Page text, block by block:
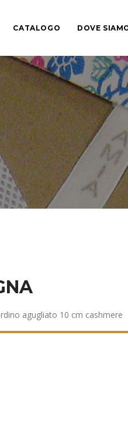
CATALOGO DOVE
agugliato 10 cm cashmere